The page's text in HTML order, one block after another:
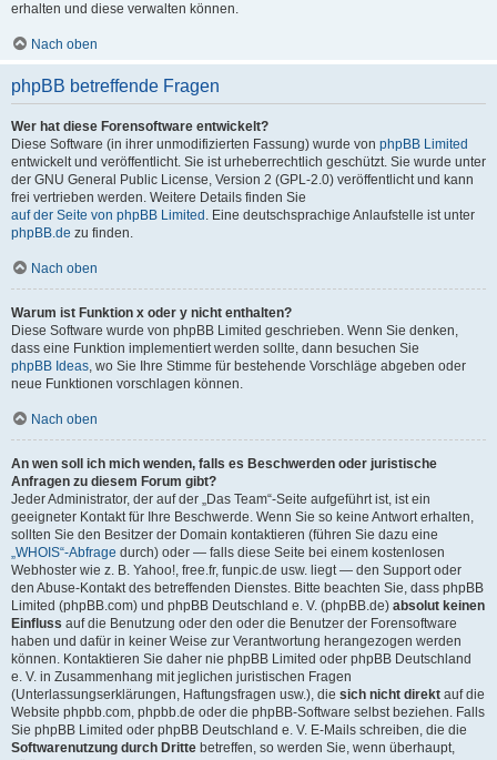
erhalten und diese verwalten können.
Nach oben
phpBB betreffende Fragen
Wer hat diese Forensoftware entwickelt?
Diese Software (in ihrer unmodifizierten Fassung) wurde von phpBB Limited
entwickelt und veröffentlicht. Sie ist urheberrechtlich geschützt. Sie wurde unter
der GNU General Public License, Version 2 (GPL-2.0) veröffentlicht und kann
frei vertrieben werden. Weitere Details finden Sie
auf der Seite von phpBB Limited . Eine deutschsprachige Anlaufstelle ist unter
phpBB.de zu finden.
Nach oben
Warum ist Funktion x oder y nicht enthalten?
Diese Software wurde von phpBB Limited geschrieben. Wenn Sie denken,
dass eine Funktion implementiert werden sollte, dann besuchen Sie
phpBB Ideas, wo Sie Ihre Stimme für bestehende Vorschläge abgeben oder
neue Funktionen vorschlagen können.
Nach oben
An wen soll ich mich wenden, falls es Beschwerden oder juristische
Anfragen zu diesem Forum gibt?
Jeder Administrator, der auf der „Das Team“-Seite aufgeführt ist, ist ein
geeigneter Kontakt für Ihre Beschwerde. Wenn Sie so keine Antwort erhalten,
sollten Sie den Besitzer der Domain kontaktieren (führen Sie dazu eine
„WHOIS“-Abfrage durch) oder — falls diese Seite bei einem kostenlosen
Webhoster wie z. B. Yahoo!, free.fr, funpic.de usw. liegt — den Support oder
den Abuse-Kontakt des betreffenden Dienstes. Bitte beachten Sie, dass phpBB
Limited (phpBB.com) und phpBB Deutschland e. V. (phpBB.de) absolut keinen
Einfluss auf die Benutzung oder den oder die Benutzer der Forensoftware
haben und dafür in keiner Weise zur Verantwortung herangezogen werden
können. Kontaktieren Sie daher nie phpBB Limited oder phpBB Deutschland
e. V. in Zusammenhang mit jeglichen juristischen Fragen
(Unterlassungserklärungen, Haftungsfragen usw.), die sich nicht direkt auf die
Website phpbb.com, phpbb.de oder die phpBB-Software selbst beziehen. Falls
Sie phpBB Limited oder phpBB Deutschland e. V. E-Mails schreiben, die die
Softwarenutzung durch Dritte betreffen, so werden Sie, wenn überhaupt,